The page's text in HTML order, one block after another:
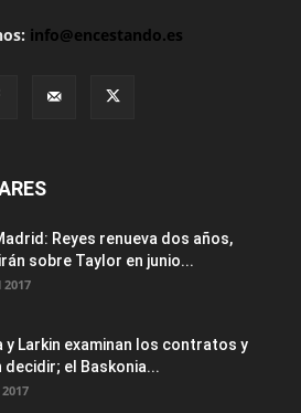
info@encestando.es
Reyes renueva dos años,
sobre Taylor en junio...
y Larkin examinan los contratos y
decidir; el Baskonia...